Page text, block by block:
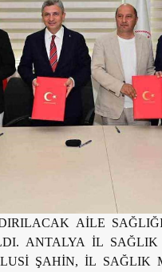
AİLE
ANTALYA İL SAĞLIK
ŞAHİN, İL SAĞLIK